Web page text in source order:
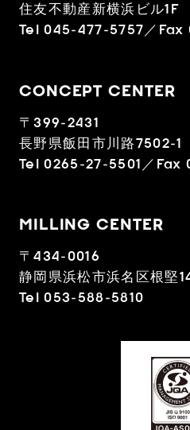
住友不動産新横浜ビル1F
Tel 045-477-5757／Fax
CONCEPT CENTER
〒399-2431
長野県飯田市川路7502-1
Tel 0265-27-5501／Fax
MILLING CENTER
〒434-0016
静岡県浜松市浜名区根堅
Tel 053-588-5810